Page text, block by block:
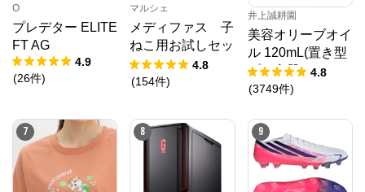
O
プレデター ELITE
FT AG
4.9
(26件)
マルシェ
メディファス 子
ねこ用お試しセッ
ト [しあわせマル
シェ 数量限定
4.8
(154件)
井上誠耕園
美容オリーブオイ
ル 120mL(置き型
プラ容器) 4.8
(3749件)
7 8 9